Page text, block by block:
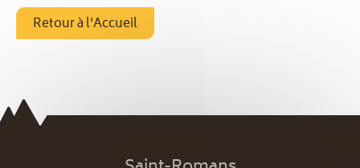
Retour à l'Accueil